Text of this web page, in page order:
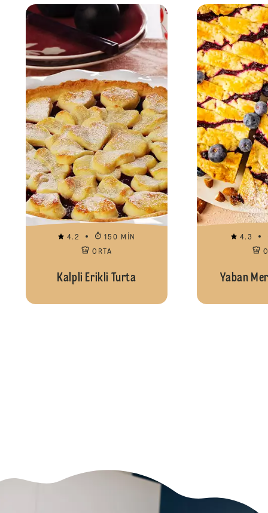
4.2
150 MIN
ORTA
Kalpli Erikli Turta
4.3
Yaban